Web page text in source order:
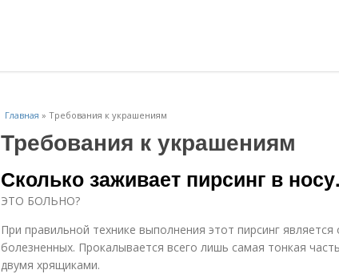
Главная » Требования к украшениям
Требования к украшениям
Сколько заживает пирсинг в
ЭТО БОЛЬНО?
При правильной технике выполнения этот пирсинг
болезненных. Прокалывается всего лишь самая тонкая
двумя хрящиками.